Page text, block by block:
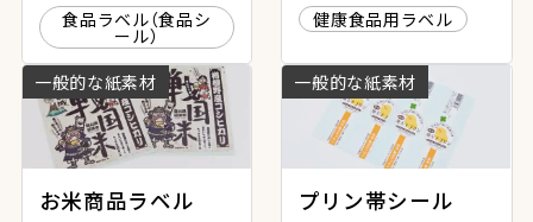
食品ラベル（食品シ
ール）
健康食品用ラベル
一般的な紙素材
お米商品ラベル
一般的な紙素材
プリン帯シール